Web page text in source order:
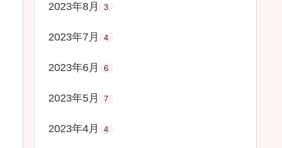
2023年8月 3
2023年7月 4
2023年6月 6
2023年5月 7
2023年4月 4